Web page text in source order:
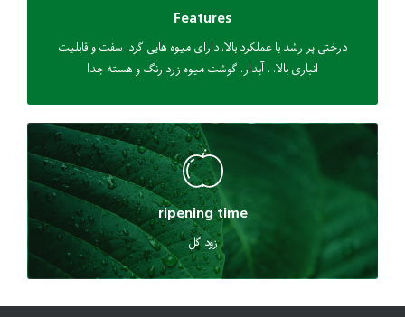
Features
درختی پر رشد با عملکرد بالا، دارای میوه هایی گرد، سفت و قابلیت
انباری بالا، ، آبدار، گوشت میوه زرد رنگ و هسته جدا
ripening time
زود گل